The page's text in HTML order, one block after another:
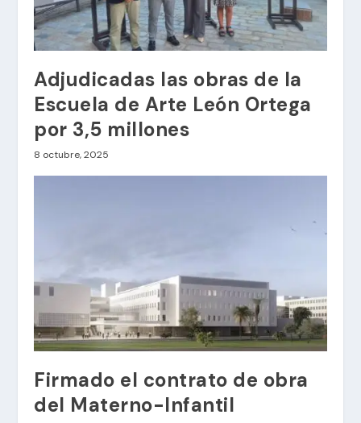
Adjudicadas las obras de la
Escuela de Arte León Ortega
por 3,5 millones
8 octubre, 2025
Firmado el contrato de obra
del Materno-Infantil